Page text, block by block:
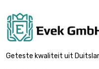
breedte : 100mm
2mm
Geteste kwaliteit uit